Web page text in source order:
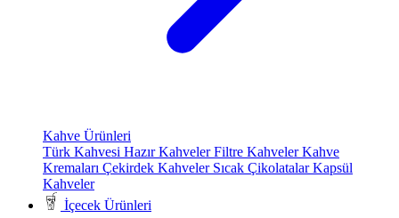
Kahve Ürünleri
Türk Kahvesi Hazır KahvelerFiltre KahvelerKahve
Kremaları Çekirdek Kahveler Sıcak ÇikolatalarKapsül
Kahveler
İçecek Ürünleri